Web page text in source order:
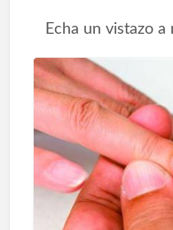
Echa un vistazo